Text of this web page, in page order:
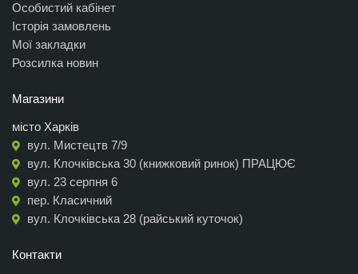
Особистий кабінет
Історія замовлень
Мої закладки
Розсилка новин
Магазини
місто Харків
вул. Мистецтв 7/9
вул. Клочківська 30 (книжковий ринок) ПРАЦЮЄ
вул. 23 серпня 6
пер. Класичний
вул. Клочківська 28 (райський куточок)
Контакти